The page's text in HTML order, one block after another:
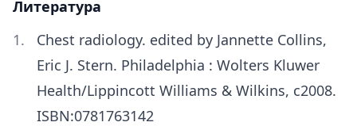
Литература
Chest radiology. edited by Jannette Collins,
Eric J. Stern. Philadelphia : Wolters Kluwer
Health/Lippincott Williams & Wilkins, c2008.
ISBN:0781763142